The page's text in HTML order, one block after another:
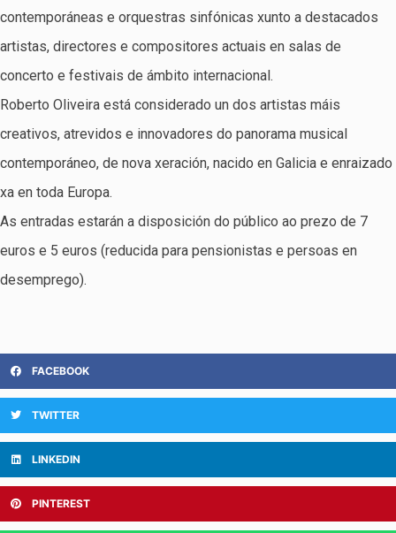
contemporáneas e orquestras sinfónicas xunto a destacados
artistas, directores e compositores actuais en salas de
concerto e festivais de ámbito internacional.
Roberto Oliveira está considerado un dos artistas máis
creativos, atrevidos e innovadores do panorama musical
contemporáneo, de nova xeración, nacido en Galicia e enraizado
xa en toda Europa.
As entradas estarán a disposición do público ao prezo de 7
euros e 5 euros (reducida para pensionistas e persoas en
desemprego).
FACEBOOK
TWITTER
LINKEDIN
PINTEREST